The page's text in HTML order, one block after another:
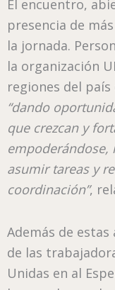
El encuentro,
presencia de
la jornada.
la organización
regiones del país
“dando
que crezcan y
empoderándose,
asumir tareas y
coordinación”,
Además de
de las
Unidas en al